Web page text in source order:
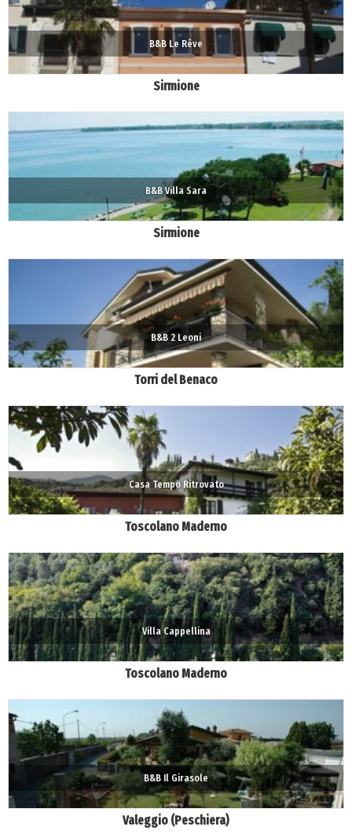
B&B Le Rêve
Sirmione
B&B Villa Sara
Sirmione
B&B 2 Leoni
Torri del Benaco
Casa Tempo Ritrovato
Toscolano Maderno
Villa Cappellina
Toscolano Maderno
B&B Il Girasole
Valeggio (Peschiera)